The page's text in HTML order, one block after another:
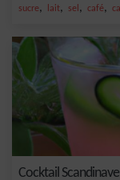
sucre, lait, sel , café,
Cocktail Scandinave